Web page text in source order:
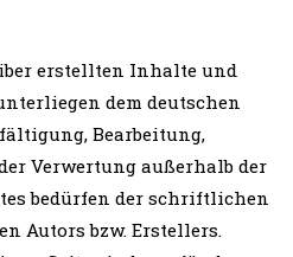
erstellten Inhalte und
dem deutschen
Bearbeitung,
Verwertung außerhalb der
bedürfen der schriftlichen
Autors bzw. Erstellers.